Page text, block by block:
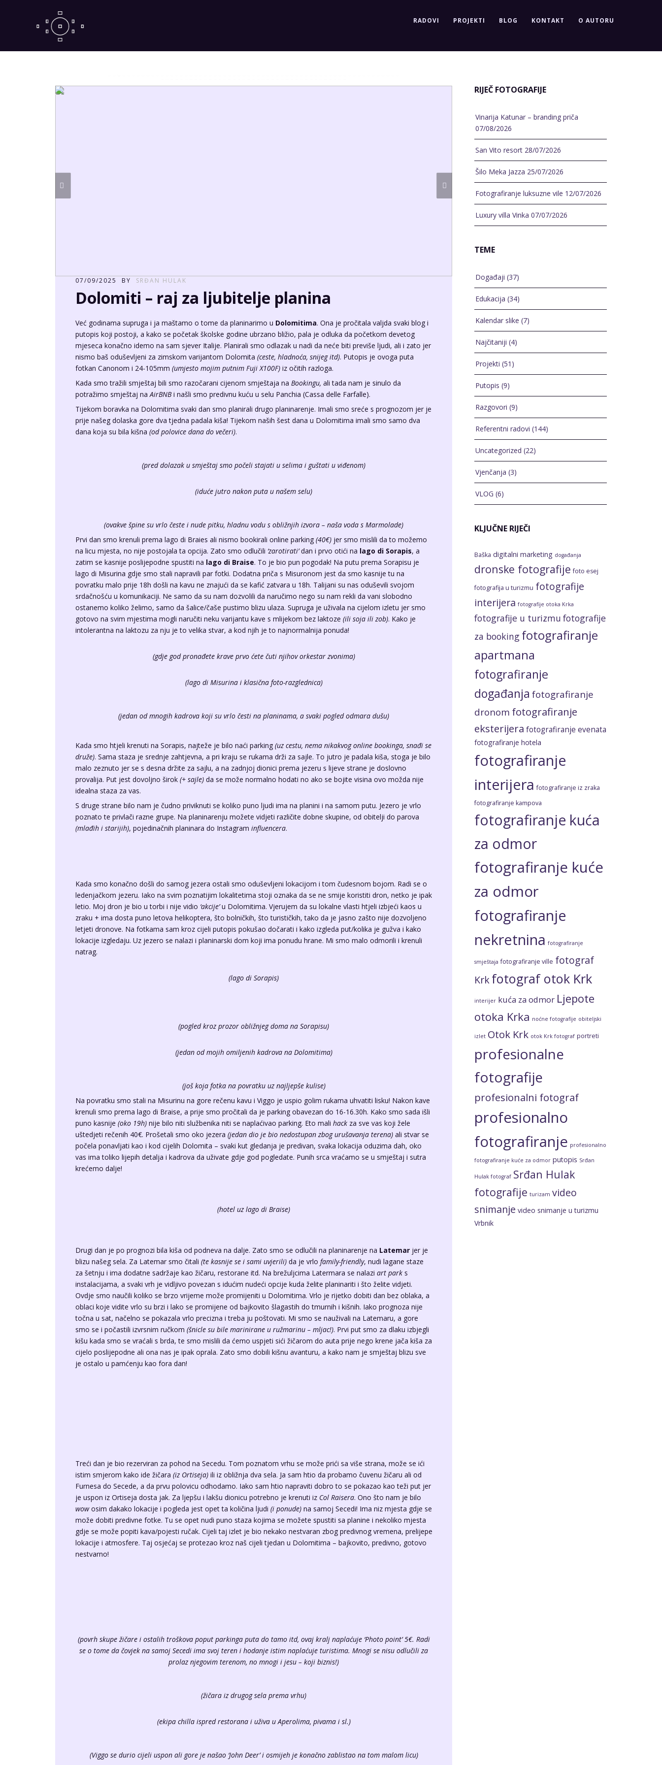
RADOVI PROJEKTI BLOG KONTAKT O AUTORU
07/09/2025 BY SRĐAN HULAK
Dolomiti – raj za ljubitelje planina
Već godinama supruga i ja maštamo o tome da planinarimo u Dolomitima. Ona je pročitala valjda svaki blog i
putopis koji postoji, a kako se početak školske godine ubrzano bližio, pala je odluka da početkom devetog
mjeseca konačno idemo na sam sjever Italije. Planirali smo odlazak u nadi da neće biti previše ljudi, ali i zato jer
nismo baš oduševljeni za zimskom varijantom Dolomita (ceste, hladnoća, snijeg itd). Putopis je ovoga puta
fotkan Canonom i 24-105mm (umjesto mojim putnim Fuji X100F)iz očitih razloga.
Kada smo tražili smještaj bili smo razočarani cijenom smještaja na Bookingu, ali tada nam je sinulo da
potražimo smještaj naAirBNBi našli smo predivnu kuću u selu Panchia (Cassa delle Farfalle).
Tijekom boravka na Dolomitima svaki dan smo planirali drugo planinarenje. Imali smo sreće s prognozom jer je
prije našeg dolaska gore dva tjedna padala kiša! Tijekom naših šest dana u Dolomitima imali smo samo dva
dana koja su bila kišna (od polovice dana do večeri).
(pred dolazak u smještaj smo počeli stajati u selima i guštati u viđenom)
(iduće jutro nakon puta u našem selu)
(ovakve špine su vrlo česte i nude pitku, hladnu vodu s obližnjih izvora – naša voda s Marmolade)
Prvi dan smo krenuli prema lago di Braies ali nismo bookirali online parking (40€)jer smo mislili da to možemo
na licu mjesta, no nije postojala ta opcija. Zato smo odlučili ‘zarotirati’dan i prvo otići na lago di Sorapis, a
zatim se kasnije poslijepodne spustiti na lago di Braise. To je bio pun pogodak! Na putu prema Sorapisu je
lago di Misurina gdje smo stali napravili par fotki. Dodatna priča s Misuronom jest da smo kasnije tu na
povratku malo prije 18h došli na kavu ne znajući da se kafić zatvara u 18h. Talijani su nas oduševili svojom
srdačnošću u komunikaciji. Ne samo da su nam dozvolili da naručimo nego su nam rekli da vani slobodno
ostanemo koliko želimo, samo da šalice/čaše pustimo blizu ulaza. Supruga je uživala na cijelom izletu jer smo
gotovo na svim mjestima mogli naručiti neku varijantu kave s mlijekom bez laktoze (ili soja ili zob). Kako je
intolerantna na laktozu za nju je to velika stvar, a kod njih je to najnormalnija ponuda!
(gdje god pronađete krave prvo ćete čuti njihov orkestar zvonima)
(lago di Misurina i klasična foto-razglednica)
(jedan od mnogih kadrova koji su vrlo česti na planinama, a svaki pogled odmara dušu)
Kada smo htjeli krenuti na Sorapis, najteže je bilo naći parking (uz cestu, nema nikakvog online bookinga, snađi se
druže). Sama staza je srednje zahtjevna, a pri kraju se rukama drži za sajle. To jutro je padala kiša, stoga je bilo
malo zeznuto jer se s desna držite za sajlu, a na zadnjoj dionici prema jezeru s lijeve strane je doslovno
provalija. Put jest dovoljno širok (+ sajle)da se može normalno hodati no ako se bojite visina ovo možda nije
idealna staza za vas.
S druge strane bilo nam je čudno priviknuti se koliko puno ljudi ima na planini i na samom putu. Jezero je vrlo
poznato te privlači razne grupe. Na planinarenju možete vidjeti različite dobne skupine, od obitelji do parova
(mlađih i starijih), pojedinačnih planinara do Instagram influencera.
Kada smo konačno došli do samog jezera ostali smo oduševljeni lokacijom i tom čudesnom bojom. Radi se o
ledenjačkom jezeru. Iako na svim poznatijim lokalitetima stoji oznaka da se ne smije koristiti dron, netko je ipak
letio. Moj dron je bio u torbi i nije vidio ‘akcije’u Dolomitima. Vjerujem da su lokalne vlasti htjeli izbjeći kaos u
zraku + ima dosta puno letova helikoptera, što bolničkih, što turističkih, tako da je jasno zašto nije dozvoljeno
letjeti dronove. Na fotkama sam kroz cijeli putopis pokušao dočarati i kako izgleda put/kolika je gužva i kako
lokacije izgledaju. Uz jezero se nalazi i planinarski dom koji ima ponudu hrane. Mi smo malo odmorili i krenuli
natrag.
(lago di Sorapis)
(pogled kroz prozor obližnjeg doma na Sorapisu)
(jedan od mojih omiljenih kadrova na Dolomitima)
(još koja fotka na povratku uz najljepše kulise)
Na povratku smo stali na Misurinu na gore rečenu kavu i Viggo je uspio golim rukama uhvatiti lisku! Nakon kave
krenuli smo prema lago di Braise, a prije smo pročitali da je parking obavezan do 16-16.30h. Kako smo sada išli
puno kasnije (oko 19h)nije bilo niti službenika niti se naplaćivao parking. Eto mali hackza sve vas koji žele
uštedjeti rečenih 40€. Prošetali smo oko jezera (jedan dio je bio nedostupan zbog urušavanja terena)ali stvar se
počela ponavljati kao i kod cijelih Dolomita – svaki kut gledanja je predivan, svaka lokacija oduzima dah, oko
vas ima toliko lijepih detalja i kadrova da uživate gdje god pogledate. Punih srca vraćamo se u smještaj i sutra
krećemo dalje!
(hotel uz lago di Braise)
Drugi dan je po prognozi bila kiša od podneva na dalje. Zato smo se odlučili na planinarenje na Latemarjer je
blizu našeg sela. Za Latemar smo čitali (te kasnije se i sami uvjerili)da je vrlo family-friendly, nudi lagane staze
za šetnju i ima dodatne sadržaje kao žičaru, restorane itd. Na brežuljcima Latermara se nalazi art parks
instalacijama, a svaki vrh je vidljivo povezan s idućim nudeći opcije kuda želite planinariti i što želite vidjeti.
Ovdje smo naučili koliko se brzo vrijeme može promijeniti u Dolomitima. Vrlo je rijetko dobiti dan bez oblaka, a
oblaci koje vidite vrlo su brzi i lako se promijene od bajkovito šlagastih do tmurnih i kišnih. Iako prognoza nije
točna u sat, načelno se pokazala vrlo precizna i treba ju poštovati. Mi smo se nauživali na Latemaru, a gore
smo se i počastili izvrsnim ručkom (šnicle su bile marinirane u ružmarinu – mljac!). Prvi put smo za dlaku izbjegli
kišu kada smo se vraćali s brda, te smo mislili da ćemo uspjeti sići žičarom do auta prije nego krene jača kiša za
cijelo poslijepodne ali ona nas je ipak oprala. Zato smo dobili kišnu avanturu, a kako nam je smještaj blizu sve
je ostalo u pamćenju kao fora dan!
Treći dan je bio rezerviran za pohod na Secedu. Tom poznatom vrhu se može prići sa više strana, može se ići
istim smjerom kako ide žičara (iz Ortiseja)ili iz obližnja dva sela. Ja sam htio da probamo čuvenu žičaru ali od
Furnesa do Secede, a da prvu polovicu odhodamo. Iako sam htio napraviti dobro to se pokazao kao teži put jer
je uspon iz Ortiseja dosta jak. Za ljepšu i lakšu dionicu potrebno je krenuti iz Col Raisera. Ono što nam je bilo
wowosim dakako lokacije i pogleda jest opet ta količina ljudi (i ponude)na samoj Secedi! Ima niz mjesta gdje se
može dobiti predivne fotke. Tu se opet nudi puno staza kojima se možete spustiti sa planine i nekoliko mjesta
gdje se može popiti kava/pojesti ručak. Cijeli taj izlet je bio nekako nestvaran zbog predivnog vremena, prelijepe
lokacije i atmosfere. Taj osjećaj se protezao kroz naš cijeli tjedan u Dolomitima – bajkovito, predivno, gotovo
nestvarno!
(povrh skupe žičare i ostalih troškova poput parkinga puta do tamo itd, ovaj kralj naplaćuje ‘Photo point’ 5€. Radi
se o tome da čovjek na samoj Secedi ima svoj teren i hodanje istim naplaćuje turistima. Mnogi se nisu odlučili za
prolaz njegovim terenom, no mnogi i jesu – koji biznis!)
(žičara iz drugog sela prema vrhu)
(ekipa chilla ispred restorana i uživa u Aperolima, pivama i sl.)
(Viggo se durio cijeli uspon ali gore je našao ‘John Deer’ i osmijeh je konačno zablistao na tom malom licu)
RIJEČ FOTOGRAFIJE
Vinarija Katunar – branding priča
07/08/2026
San Vito resort 28/07/2026
Šilo Meka Jazza 25/07/2026
Fotografiranje luksuzne vile 12/07/2026
Luxury villa Vinka 07/07/2026
TEME
Događaji (37)
Edukacija (34)
Kalendar slike (7)
Najčitaniji (4)
Projekti (51)
Putopis (9)
Razgovori (9)
Referentni radovi (144)
Uncategorized (22)
Vjenčanja (3)
VLOG (6)
KLJUČNE RIJEČI
Baška digitalni marketing događanja
dronske fotografije foto esej
fotografija u turizmu fotografije
interijera fotografije otoka Krka
fotografije u turizmu fotografije
za booking fotografiranje
apartmana
fotografiranje
događanja fotografiranje
dronom fotografiranje
eksterijera fotografiranje evenata
fotografiranje hotela
fotografiranje
interijera fotografiranje iz zraka
fotografiranje kampova
fotografiranje kuća
za odmor
fotografiranje kuće
za odmor
fotografiranje
nekretnina fotografiranje
smještaja fotografiranje ville fotograf
Krkfotograf otok Krk
interijer kuća za odmor Ljepote
otoka Krka noćne fotografije obiteljski
izlet Otok Krk otok Krk fotograf portreti
profesionalne
fotografije
profesionalni fotograf
profesionalno
fotografiranje profesionalno
fotografiranje kuće za odmor putopis Srđan
Hulak fotograf Srđan Hulak
fotografije turizam video
snimanje video snimanje u turizmu
Vrbnik